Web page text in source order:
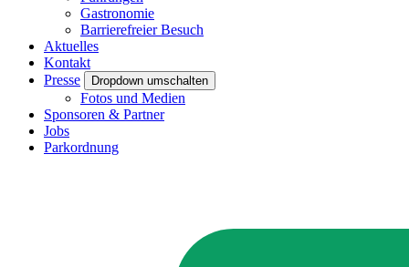
Gastronomie
Barrierefreier Besuch
Aktuelles
Kontakt
Presse
Dropdown umschalten
Fotos und Medien
Sponsoren & Partner
Jobs
Parkordnung